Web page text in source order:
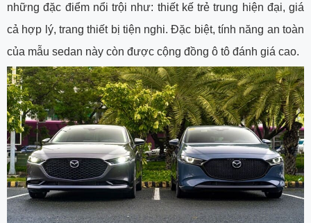
những đặc điểm nổi trội như: thiết kế trẻ trung hiện đại, giá
cả hợp lý, trang thiết bị tiện nghi. Đặc biệt, tính năng an toàn
của mẫu sedan này còn được cộng đồng ô tô đánh giá cao.